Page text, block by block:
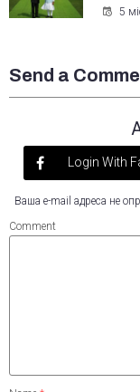
5
Send a
Login With
Ваша e-mail адреса не
Comment